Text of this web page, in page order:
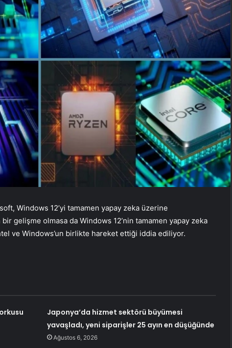
Windows 12’yi tamamen yapay zeka üzerine
gelişme olmasa da Windows 12’nin tamamen yapay zeka
ve Windows’un birlikte hareket ettiği iddia ediliyor.
Japonya’da hizmet sektörü büyümesi
yavaşladı, yeni siparişler 25 ayın en düşüğünde
Ağustos 6, 2026